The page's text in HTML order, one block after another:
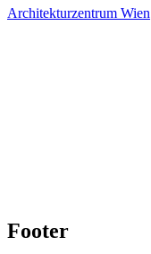
Architekturzentrum Wien
Footer